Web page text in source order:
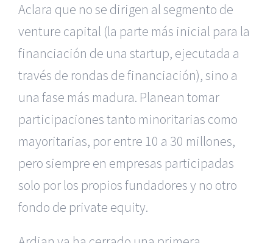
Aclara que no se dirigen al segmento de
venture capital (la parte más inicial para la
financiación de una startup, ejecutada a
través de rondas de financiación), sino a
una fase más madura. Planean tomar
participaciones tanto minoritarias como
mayoritarias, por entre 10 a 30 millones,
pero siempre en empresas participadas
solo por los propios fundadores y no otro
fondo de private equity.